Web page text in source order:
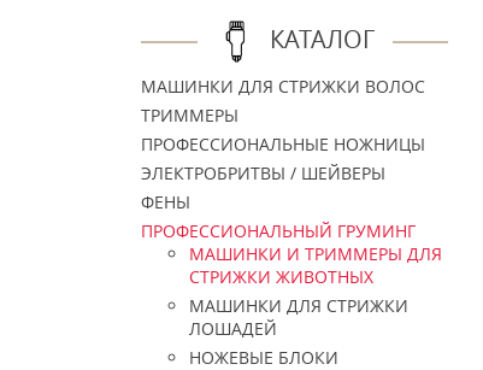
КАТАЛОГ
МАШИНКИ ДЛЯ СТРИЖКИ ВОЛОС
ТРИММЕРЫ
ПРОФЕССИОНАЛЬНЫЕ НОЖНИЦЫ
ЭЛЕКТРОБРИТВЫ / ШЕЙВЕРЫ
ФЕНЫ
ПРОФЕССИОНАЛЬНЫЙ ГРУМИНГ
МАШИНКИ И ТРИММЕРЫ ДЛЯ
СТРИЖКИ ЖИВОТНЫХ
МАШИНКИ ДЛЯ СТРИЖКИ
ЛОШАДЕЙ
НОЖЕВЫЕ БЛОКИ